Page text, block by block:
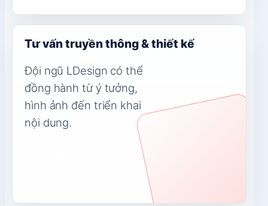
Tư vấn truyền thông & thiết kế
Đội ngũ LDesign có thể
đồng hành từ ý tưởng,
hình ảnh đến triển khai
nội dung.